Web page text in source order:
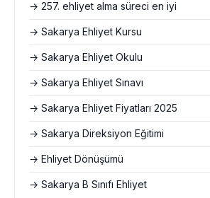
→ 257. ehliyet alma süreci en iyi
→ Sakarya Ehliyet Kursu
→ Sakarya Ehliyet Okulu
→ Sakarya Ehliyet Sınavı
→ Sakarya Ehliyet Fiyatları 2025
→ Sakarya Direksiyon Eğitimi
→ Ehliyet Dönüşümü
→ Sakarya B Sınıfı Ehliyet